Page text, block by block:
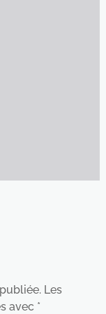
Les
avec *